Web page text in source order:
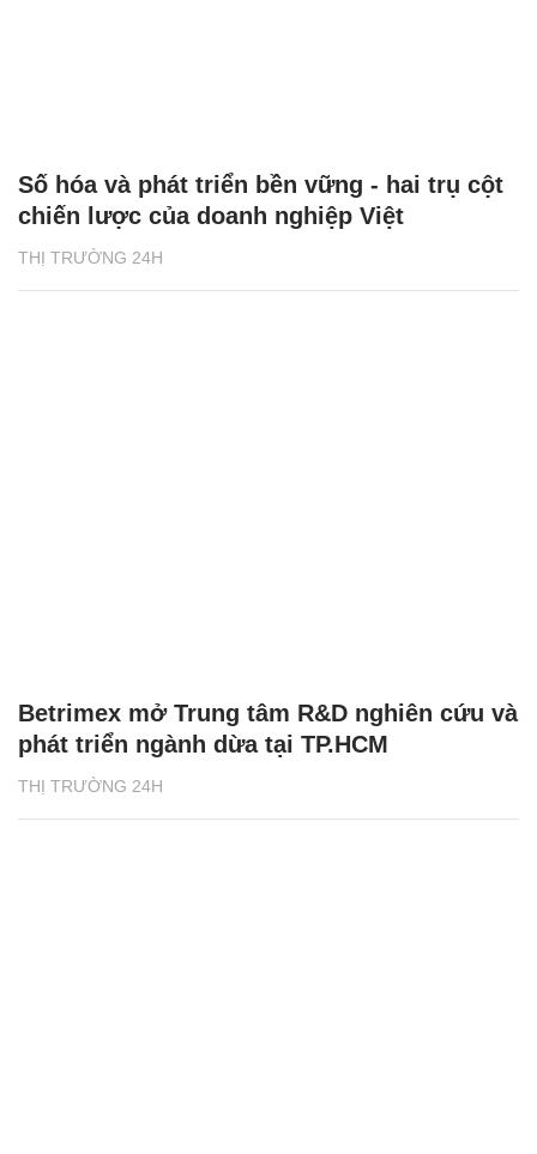
THỊ TRƯỜNG 24H
Số hóa và phát triển bền vững - hai trụ cột
chiến lược của doanh nghiệp Việt
THỊ TRƯỜNG 24H
Betrimex mở Trung tâm R&D nghiên cứu và
phát triển ngành dừa tại TP.HCM